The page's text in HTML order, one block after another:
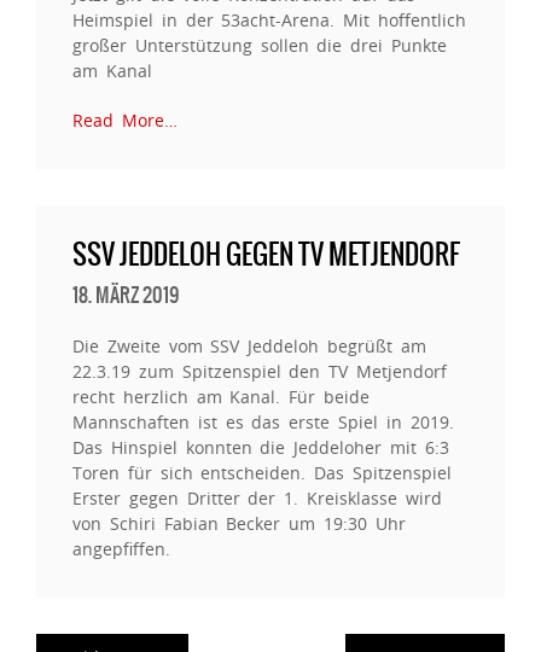
Heimspiel in der 53acht-Arena. Mit hoffentlich
großer Unterstützung sollen die drei Punkte
am Kanal
Read More…
SSV JEDDELOH GEGEN TV METJENDORF
18. MÄRZ 2019
Die Zweite vom SSV Jeddeloh begrüßt am
22.3.19 zum Spitzenspiel den TV Metjendorf
recht herzlich am Kanal. Für beide
Mannschaften ist es das erste Spiel in 2019.
Das Hinspiel konnten die Jeddeloher mit 6:3
Toren für sich entscheiden. Das Spitzenspiel
Erster gegen Dritter der 1. Kreisklasse wird
von Schiri Fabian Becker um 19:30 Uhr
angepfiffen.